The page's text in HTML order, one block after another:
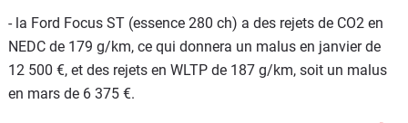
- la Ford Focus ST (essence 280 ch) a des rejets de CO2 en
NEDC de 179 g/km, ce qui donnera un malus en janvier de
12 500 €, et des rejets en WLTP de 187 g/km, soit un malus
en mars de 6 375 €.